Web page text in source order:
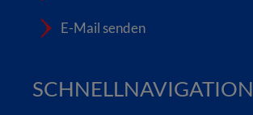
E-Mail senden
SCHNELLNAVIGATION